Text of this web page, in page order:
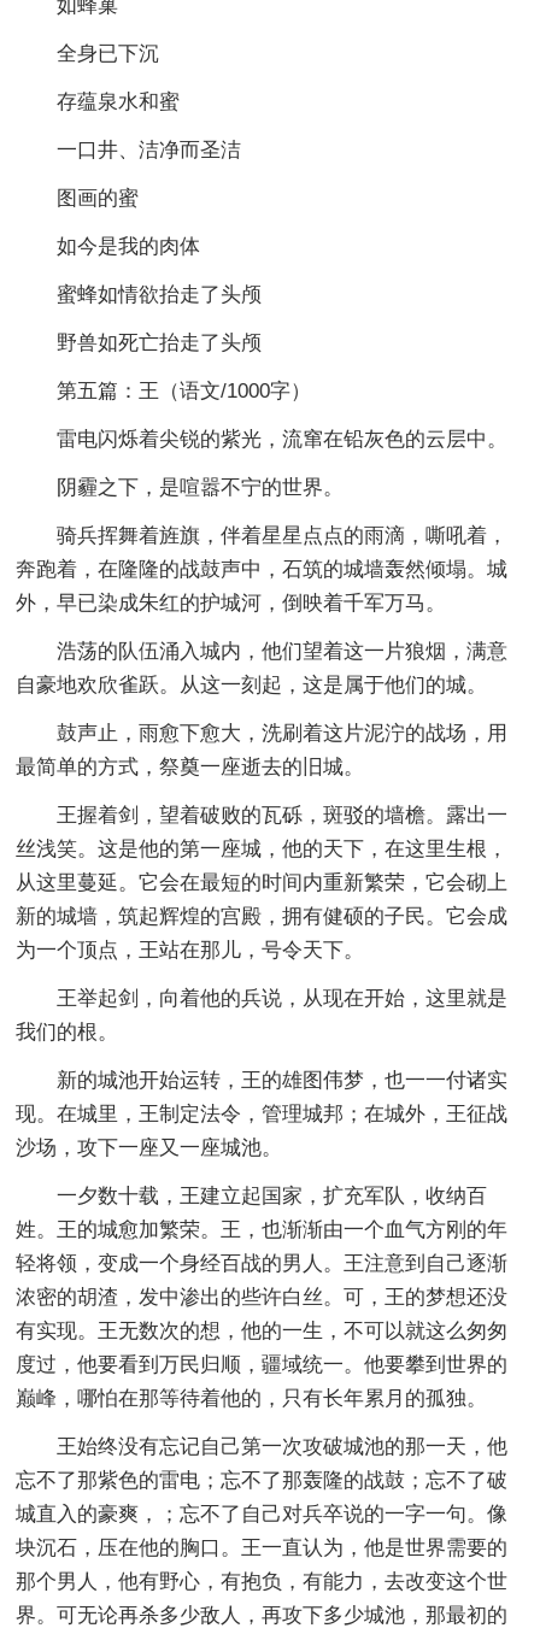
如蜂巢
全身已下沉
存蕴泉水和蜜
一口井、洁净而圣洁
图画的蜜
如今是我的肉体
蜜蜂如情欲抬走了头颅
野兽如死亡抬走了头颅
第五篇：王 （语文/1000字）
雷电闪烁着尖锐的紫光，流窜在铅灰色的云层中。
阴霾之下，是喧嚣不宁的世界。
骑兵挥舞着旌旗，伴着星星点点的雨滴，嘶吼着，
奔跑着，在隆隆的战鼓声中，石筑的城墙轰然倾塌。城
外，早已染成朱红的护城河，倒映着千军万马。
浩荡的队伍涌入城内，他们望着这一片狼烟，满意
自豪地欢欣雀跃。从这一刻起，这是属于他们的城。
鼓声止，雨愈下愈大，洗刷着这片泥泞的战场，用
最简单的方式，祭奠一座逝去的旧城。
王握着剑，望着破败的瓦砾，斑驳的墙檐。露出一
丝浅笑。这是他的第一座城，他的天下，在这里生根，
从这里蔓延。它会在最短的时间内重新繁荣，它会砌上
新的城墙，筑起辉煌的宫殿，拥有健硕的子民。它会成
为一个顶点，王站在那儿，号令天下。
王举起剑，向着他的兵说，从现在开始，这里就是
我们的根。
新的城池开始运转，王的雄图伟梦，也一一付诸实
现。在城里，王制定法令，管理城邦；在城外，王征战
沙场，攻下一座又一座城池。
一夕数十载，王建立起国家，扩充军队，收纳百
姓。王的城愈加繁荣。王，也渐渐由一个血气方刚的年
轻将领，变成一个身经百战的男人。王注意到自己逐渐
浓密的胡渣，发中渗出的些许白丝。可，王的梦想还没
有实现。王无数次的想，他的一生，不可以就这么匆匆
度过，他要看到万民归顺，疆域统一。他要攀到世界的
巅峰，哪怕在那等待着他的，只有长年累月的孤独。
王始终没有忘记自己第一次攻破城池的那一天，他
忘不了那紫色的雷电；忘不了那轰隆的战鼓；忘不了破
城直入的豪爽，；忘不了自己对兵卒说的一字一句。像
块沉石，压在他的胸口。王一直认为，他是世界需要的
那个男人，他有野心，有抱负，有能力，去改变这个世
界。可无论再杀多少敌人，再攻下多少城池，那最初的